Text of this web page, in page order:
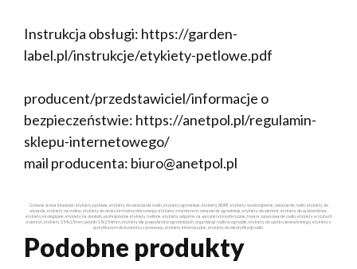
Instrukcja obsługi: https://garden-
label.pl/instrukcje/etykiety-petlowe.pdf
producent/przedstawiciel/informacje o
bezpieczeństwie: https://anetpol.pl/regulamin-
sklepu-internetowego/
mail producenta: biuro@anetpol.pl
Główne słowa kluczowe: etykiety pętlowe, etykiety do oznaczania roślin, etykiety ogrodnicze, etykiety HDPE, etykiety wodoodporne, oznaczanie roślin, etykiety do
wiązania, etykiety na rośliny, etykiety do druku termotransferowego, etykiety z markerem, oznaczenia ogrodnicze, etykiety do szkółek, etykiety do sadownictwa,
etykiety ekologiczne, etykiety na doniczki, profesjonalne etykiety roślinne, etykiety odporne na warunki atmosferyczne, trwałe oznakowanie roślin, etykiety w różnych
kolorach, etykiety 254x25mm, pętelki 25x254mm, etykiety dla gospodarstw ogrodniczych, organizacja roślin w ogrodzie, etykiety do użytku zewnętrznego, etykiety z
certyfikatem do kontaktu z żywnością, etykiety informacyjne, etykiety do identyfikacji roślin.
Podobne produkty